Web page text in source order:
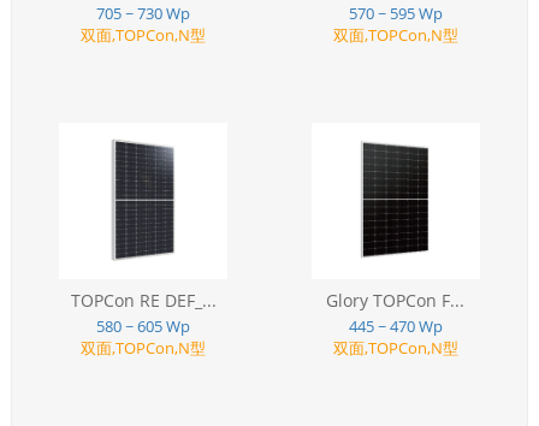
705 ~ 730 Wp
双面,TOPCon,N型
570 ~ 595 Wp
双面,TOPCon,N型
TOPCon RE DEF_...
580 ~ 605 Wp
双面,TOPCon,N型
Glory TOPCon F...
445 ~ 470 Wp
双面,TOPCon,N型